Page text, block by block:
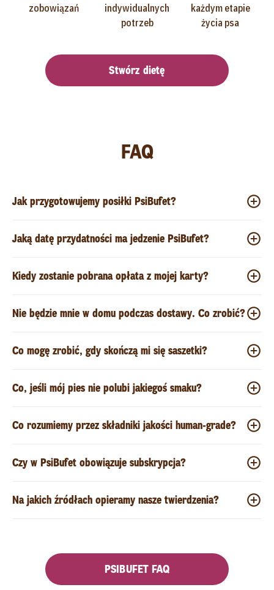
zobowiązań
indywidualnych
potrzeb
każdym etapie
życia psa
Stwórz dietę
FAQ
Jak przygotowujemy posiłki PsiBufet?
Jaką datę przydatności ma jedzenie PsiBufet?
Kiedy zostanie pobrana opłata z mojej karty?
Nie będzie mnie w domu podczas dostawy. Co zrobić?
Co mogę zrobić, gdy skończą mi się saszetki?
Co, jeśli mój pies nie polubi jakiegoś smaku?
Co rozumiemy przez składniki jakości human-grade?
Czy w PsiBufet obowiązuje subskrypcja?
Na jakich źródłach opieramy nasze twierdzenia?
PSIBUFET FAQ